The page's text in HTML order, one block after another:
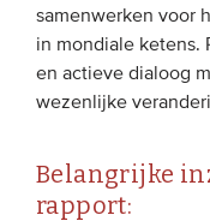
samenwerken voor
in mondiale ketens.
en actieve dialoog
wezenlijke
Belangrijke
rapport: